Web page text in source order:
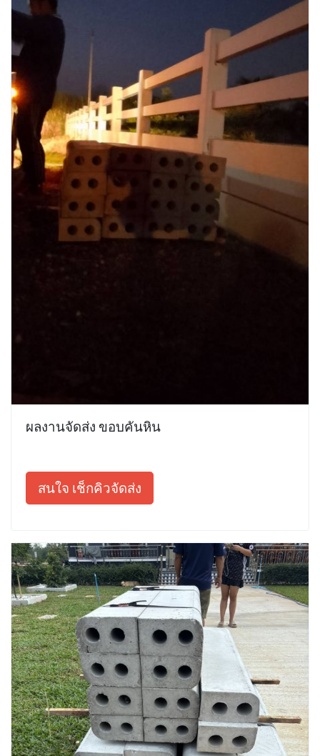
ผลงานจัดส่ง ขอบคันหิน
สนใจ เช็กคิวจัดส่ง